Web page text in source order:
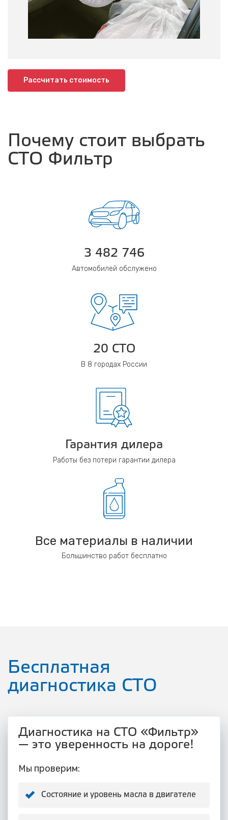
Рассчитать стоимость
Почему стоит выбрать
СТО Фильтр
3 482 746
Автомобилей обслужено
20 СТО
В 8 городах России
Гарантия дилера
Работы без потери гарантии дилера
Все материалы в наличии
Большинство работ бесплатно
Бесплатная
диагностика СТО
Диагностика на СТО «Фильтр»
— это уверенность на дороге!
Мы проверим:
Состояние и уровень масла в двигателе